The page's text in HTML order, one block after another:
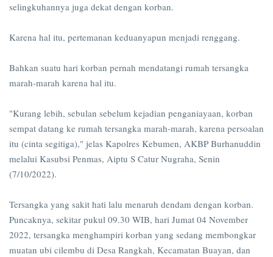
selingkuhannya juga dekat dengan korban.
Karena hal itu, pertemanan keduanyapun menjadi renggang.
Bahkan suatu hari korban pernah mendatangi rumah tersangka
marah-marah karena hal itu.
"Kurang lebih, sebulan sebelum kejadian penganiayaan, korban
sempat datang ke rumah tersangka marah-marah, karena persoalan
itu (cinta segitiga)," jelas Kapolres Kebumen, AKBP Burhanuddin
melalui Kasubsi Penmas, Aiptu S Catur Nugraha, Senin
(7/10/2022).
Tersangka yang sakit hati lalu menaruh dendam dengan korban.
Puncaknya, sekitar pukul 09.30 WIB, hari Jumat 04 November
2022, tersangka menghampiri korban yang sedang membongkar
muatan ubi cilembu di Desa Rangkah, Kecamatan Buayan, dan